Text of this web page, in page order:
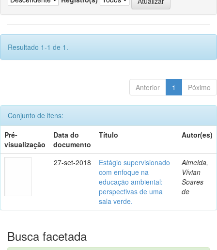
Resultado 1-1 de 1.
Anterior 1 Póximo
Conjunto de itens:
Pré-
visualização
Data do
documento
Título Autor(es)
27-set-2018
Estágio supervisionado
com enfoque na
educação ambiental:
perspectivas de uma
sala verde.
Almeida,
Vívian
Soares
de
Busca facetada